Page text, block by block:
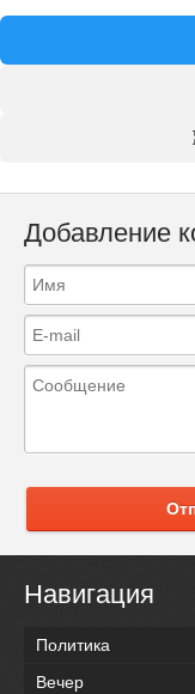
Добавление
Навигация
Политика
Вечер